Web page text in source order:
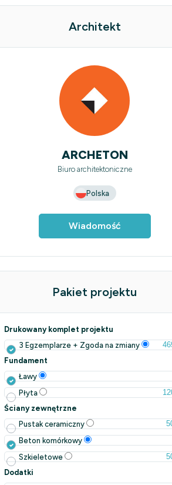
Architekt
ARCHETON
Biuro architektoniczne
Polska
Wiadomość
Pakiet projektu
Drukowany komplet projektu
3 Egzemplarze + Zgoda na zmiany
Fundament
Ławy
Płyta
Ściany zewnętrzne
Pustak ceramiczny
Beton komórkowy
Szkieletowe
Dodatki